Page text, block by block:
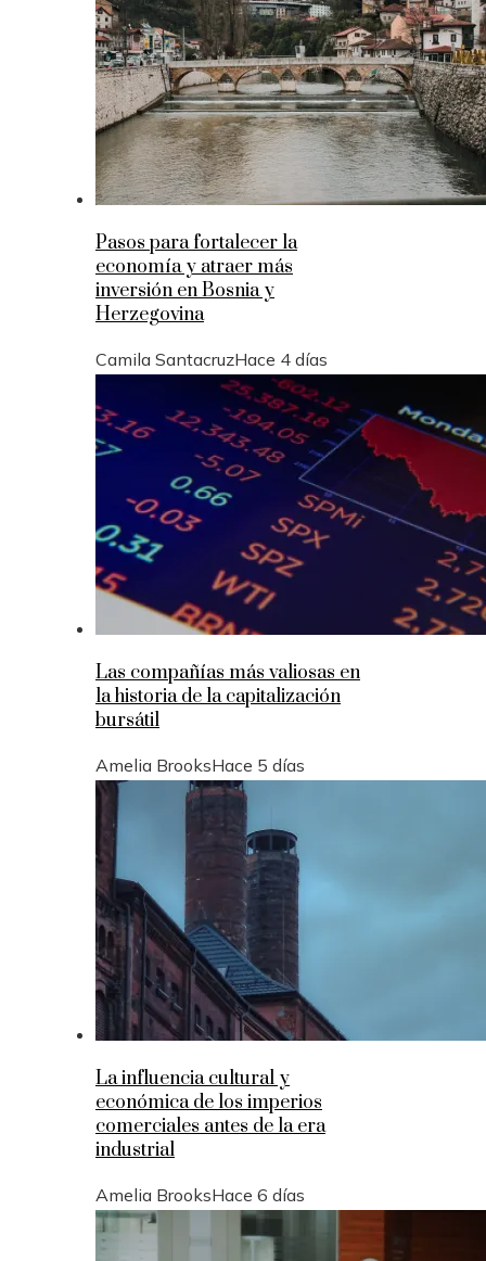
Pasos para fortalecer la
economía y atraer más
inversión en Bosnia y
Herzegovina
Camila SantacruzHace 4 días
Las compañías más valiosas en
la historia de la capitalización
bursátil
Amelia BrooksHace 5 días
La influencia cultural y
económica de los imperios
comerciales antes de la era
industrial
Amelia BrooksHace 6 días